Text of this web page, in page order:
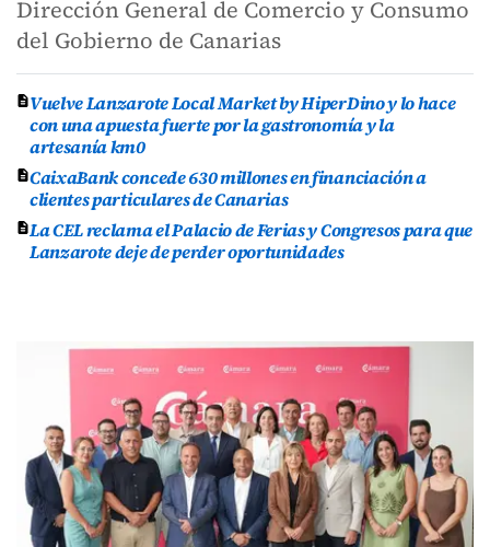
Dirección General de Comercio y Consumo
del Gobierno de Canarias
Vuelve Lanzarote Local Market by HiperDino y lo hace
con una apuesta fuerte por la gastronomía y la
artesanía km0
CaixaBank concede 630 millones en financiación a
clientes particulares de Canarias
La CEL reclama el Palacio de Ferias y Congresos para que
Lanzarote deje de perder oportunidades